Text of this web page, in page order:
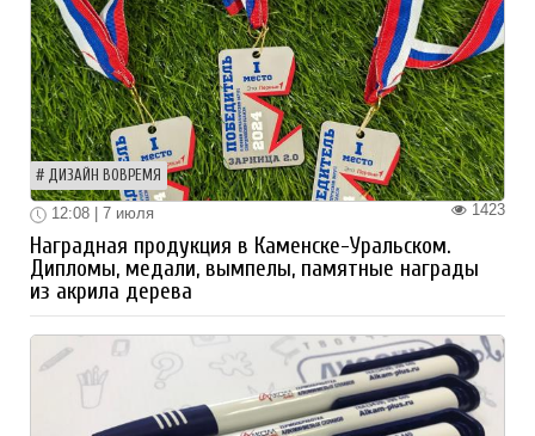
ДИЗАЙН ВОВРЕМЯ
1423
12:08 | 7 июля
Наградная продукция в Каменске-Уральском.
Дипломы, медали, вымпелы, памятные награды
из акрила дерева